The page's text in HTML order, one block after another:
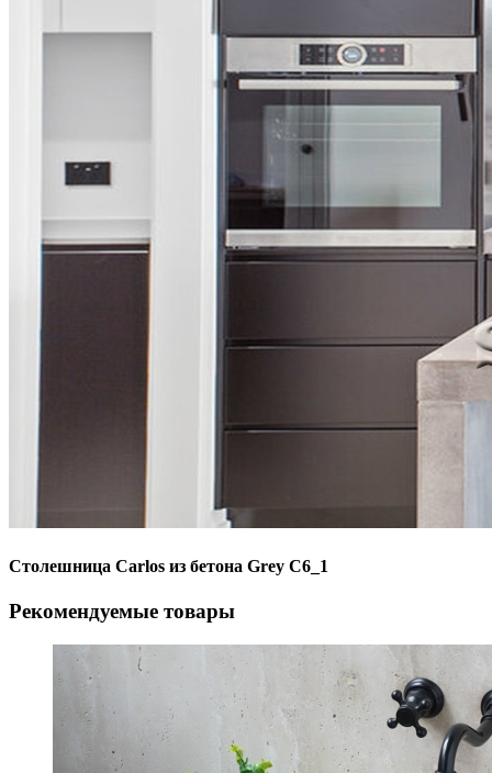
Столешница Carlos из бетона Grey C6_1
Рекомендуемые товары